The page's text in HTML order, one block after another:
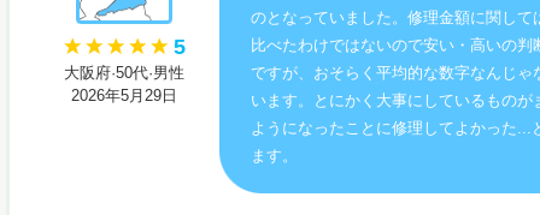
5
大阪府·50代·男性
2026年5月29日
のとなっていました。修理金額に関して
比べたわけではないので安い・高いの判
ですが、おそらく平均的な数字なんじゃ
います。とにかく大事にしているものが
ようになったことに修理してよかった...
ます。